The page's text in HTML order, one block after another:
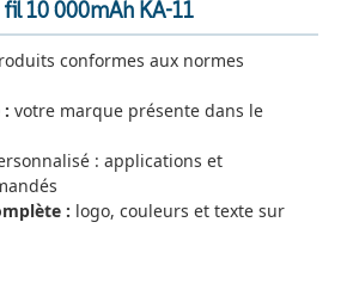
10 000mAh KA-11
conformes aux normes
votre marque présente dans le
: applications et
: logo, couleurs et texte sur